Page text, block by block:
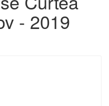
- 2019